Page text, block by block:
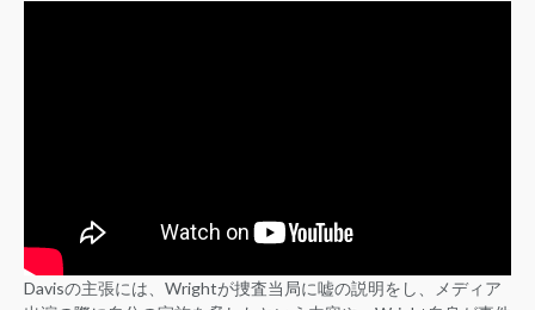
Davisの主張には、Wrightが捜査当局に嘘の説明をし、メディア